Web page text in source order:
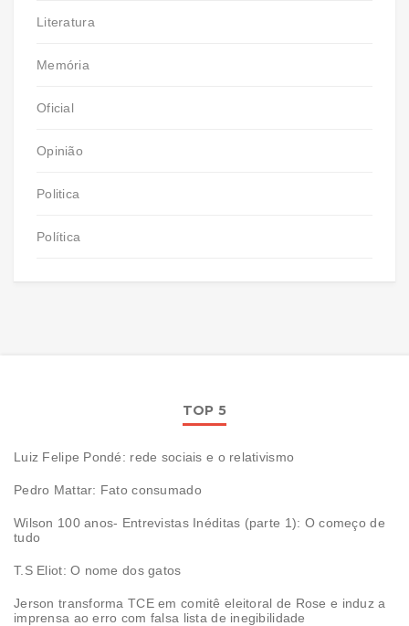
Literatura
Memória
Oficial
Opinião
Politica
Política
TOP 5
Luiz Felipe Pondé: rede sociais e o relativismo
Pedro Mattar: Fato consumado
Wilson 100 anos- Entrevistas Inéditas (parte 1): O começo de
tudo
T.S Eliot: O nome dos gatos
Jerson transforma TCE em comitê eleitoral de Rose e induz a
imprensa ao erro com falsa lista de inegibilidade